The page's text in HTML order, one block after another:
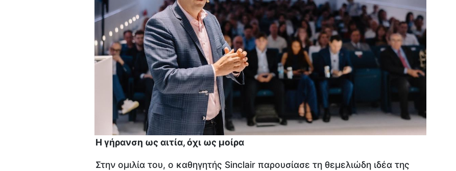
Η γήρανση ως αιτία, όχι ως μοίρα
Στην ομιλία του, ο καθηγητής Sinclair παρουσίασε τη θεμελιώδη ιδέα της